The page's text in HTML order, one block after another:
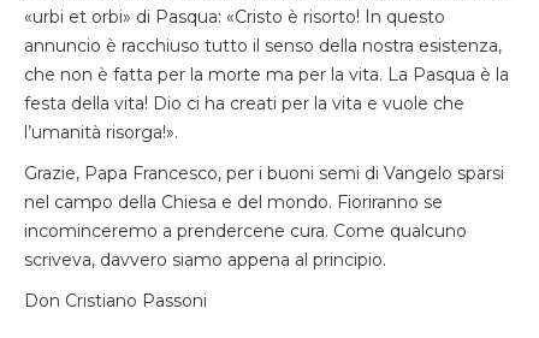
«urbi et orbi» di Pasqua: «Cristo è risorto! In questo
annuncio è racchiuso tutto il senso della nostra esistenza,
che non è fatta per la morte ma per la vita. La Pasqua è la
festa della vita! Dio ci ha creati per la vita e vuole che
l’umanità risorga!».
Grazie, Papa Francesco, per i buoni semi di Vangelo sparsi
nel campo della Chiesa e del mondo. Fioriranno se
incominceremo a prendercene cura. Come qualcuno
scriveva, davvero siamo appena al principio.
Don Cristiano Passoni